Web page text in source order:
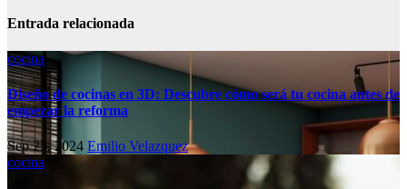
Entrada relacionada
cocina
Diseño de cocinas en 3D: Descubre cómo será tu cocina antes de
empezar la reforma
Sep 25, 2024 Emilio Velazquez
cocina